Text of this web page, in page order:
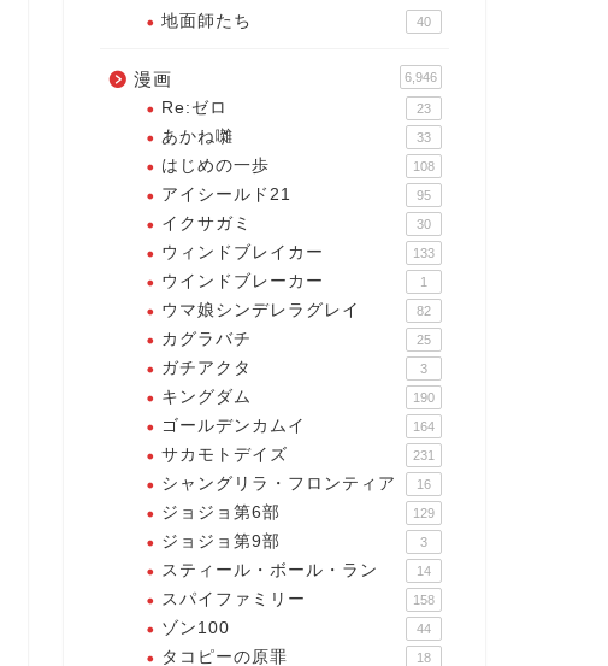
地面師たち 40
漫画 6,946
Re:ゼロ 23
あかね囃 33
はじめの一歩 108
アイシールド21 95
イクサガミ 30
ウィンドブレイカー 133
ウインドブレーカー 1
ウマ娘シンデレラグレイ 82
カグラバチ 25
ガチアクタ 3
キングダム 190
ゴールデンカムイ 164
サカモトデイズ 231
シャングリラ・フロンティア 16
ジョジョ第6部 129
ジョジョ第9部 3
スティール・ボール・ラン 14
スパイファミリー 158
ゾン100 44
タコピーの原罪 18